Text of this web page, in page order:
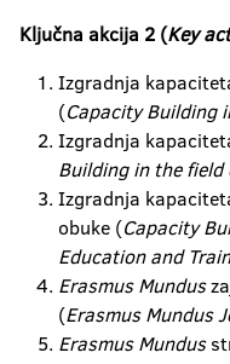
Ključna akcija 2 (Key
Izgradnja
(Capacity Building
Izgradnja
Building in the field
Izgradnja
obuke (Capacity
Education and
Erasmus Mundus
(Erasmus Mundus
Erasmus Mundus